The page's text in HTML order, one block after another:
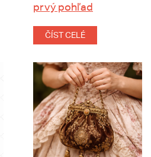
prvý pohľad
ČÍST CELÉ